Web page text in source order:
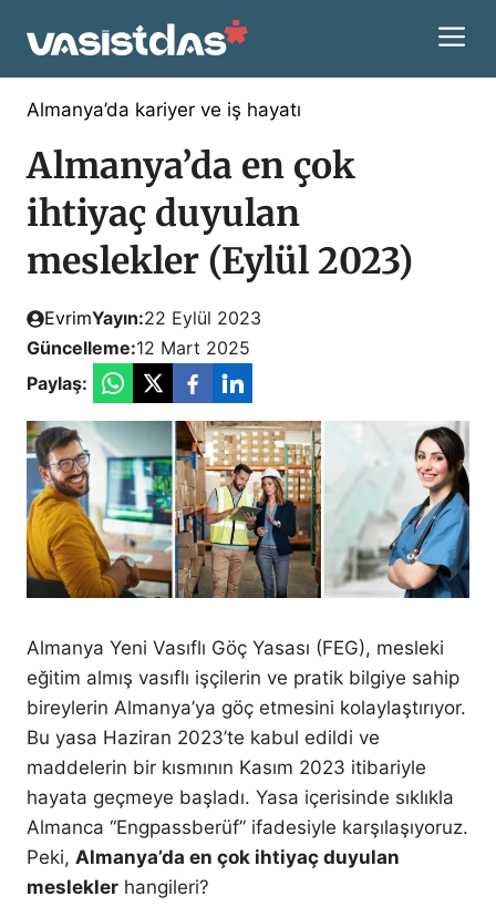
atla
Almanya’da kariyer ve iş hayatı
Almanya’da en çok
ihtiyaç duyulan
meslekler (Eylül 2023)
EvrimYayın:22 Eylül 2023
Güncelleme:12 Mart 2025
Paylaş:
Almanya Yeni Vasıflı Göç Yasası (FEG), mesleki
eğitim almış vasıflı işçilerin ve pratik bilgiye sahip
bireylerin Almanya’ya göç etmesini kolaylaştırıyor.
Bu yasa Haziran 2023’te kabul edildi ve
maddelerin bir kısmının Kasım 2023 itibariyle
hayata geçmeye başladı. Yasa içerisinde sıklıkla
Almanca “Engpassberüf” ifadesiyle karşılaşıyoruz.
Peki, Almanya’da en çok ihtiyaç duyulan
meslekler hangileri?